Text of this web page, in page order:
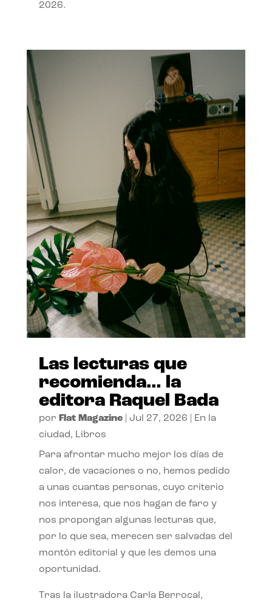
2026.
Las lecturas que
recomienda… la
editora Raquel Bada
por Flat Magazine| Jul 27, 2026
En la
ciudad, Libros
Para afrontar mucho mejor los días de
calor, de vacaciones o no, hemos pedido
a unas cuantas personas, cuyo criterio
nos interesa, que nos hagan de faro y
nos propongan algunas lecturas que,
por lo que sea, merecen ser salvadas del
montón editorial y que les demos una
oportunidad.
Tras la ilustradora Carla Berrocal,